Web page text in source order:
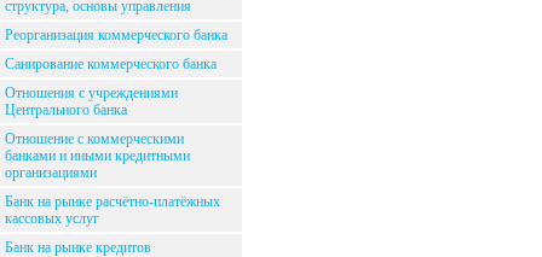
структура, основы управления
Реорганизация коммерческого банка
Санирование коммерческого банка
Отношения с учреждениями
Центрального банка
Отношение с коммерческими
банками и иными кредитными
организациями
Банк на рынке расчётно-платёжных
кассовых услуг
Банк на рынке кредитов